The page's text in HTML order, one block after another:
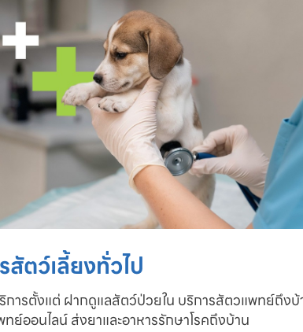
สัตว์เลี้ยงทั่วไป
ารตั้งแต่ ฝากดูแลสัตว์ป่วยใน บริการสัตวแพทย์ถึงบ้
ย์ออนไลน์ ส่งยาและอาหารรักษาโรคถึงบ้าน